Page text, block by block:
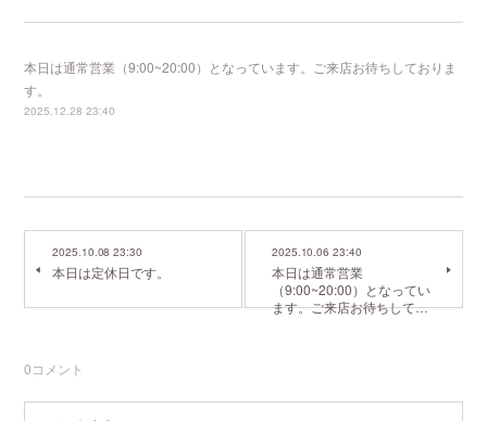
本日は通常営業（9:00~20:00）となっています。ご来店お待ちしておりま
す。
2025.12.28 23:40
2025.10.08 23:30
本日は定休日です。
2025.10.06 23:40
本日は通常営業
（9:00~20:00）となってい
ます。ご来店お待ちして…
0コメント